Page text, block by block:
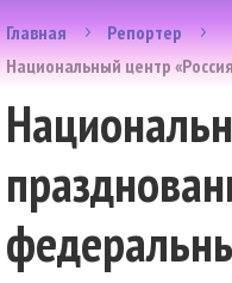
Главная
Репортер
Национальный центр